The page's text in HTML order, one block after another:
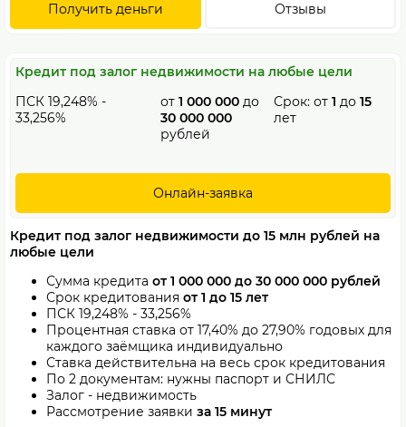
Получить деньги Отзывы
Кредит под залог недвижимости на любые цели
ПСК 19,248% -
33,256%
от 1 000 000 до
30 000 000
рублей
Срок: от 1 до 15
лет
Онлайн-заявка
Кредит под залог недвижимости до 15 млн рублей на
любые цели
Сумма кредита от 1 000 000 до 30 000 000 рублей
Срок кредитования от 1 до 15 лет
ПСК 19,248% - 33,256%
Процентная ставка от 17,40% до 27,90% годовых для
каждого заёмщика индивидуально
Ставка действительна на весь срок кредитования
По 2 документам: нужны паспорт и СНИЛС
Залог - недвижимость
Рассмотрение заявки за 15 минут